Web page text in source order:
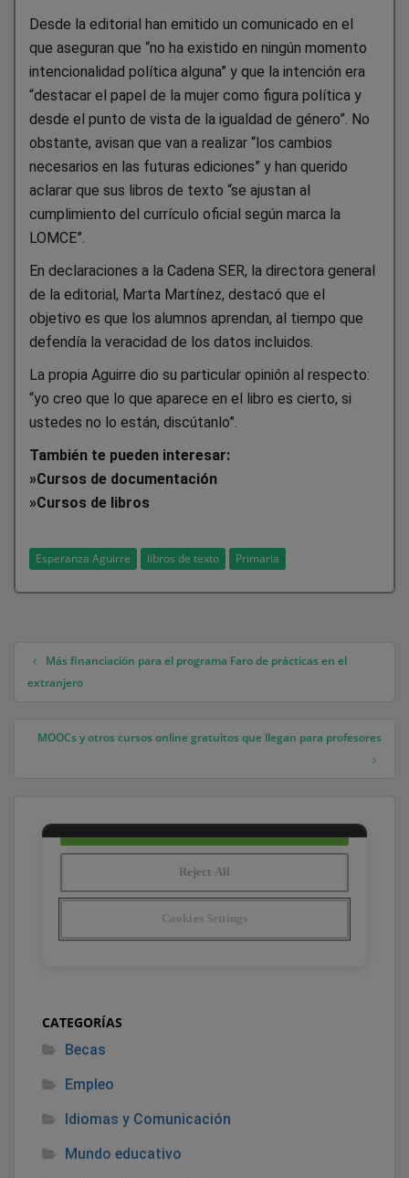
Desde la editorial han emitido un comunicado en el
que aseguran que “no ha existido en ningún momento
intencionalidad política alguna” y que la intención era
“destacar el papel de la mujer como figura política y
desde el punto de vista de la igualdad de género”. No
obstante, avisan que van a realizar “los cambios
necesarios en las futuras ediciones” y han querido
aclarar que sus libros de texto “se ajustan al
cumplimiento del currículo oficial según marca la
LOMCE”.
En declaraciones a la Cadena SER, la directora general
de la editorial, Marta Martínez, destacó que el
objetivo es que los alumnos aprendan, al tiempo que
defendía la veracidad de los datos incluidos.
La propia Aguirre dio su particular opinión al respecto:
“yo creo que lo que aparece en el libro es cierto, si
ustedes no lo están, discútanlo”.
También te pueden interesar:
»Cursos de documentación
»Cursos de libros
Esperanza Aguirre libros de texto Primaria
Navegación de entradas
Más financiación para el programa Faro de prácticas en el
extranjero
MOOCs y otros cursos online gratuitos que llegan para profesores
CATEGORÍAS
Becas
Empleo
Idiomas y Comunicación
Mundo educativo